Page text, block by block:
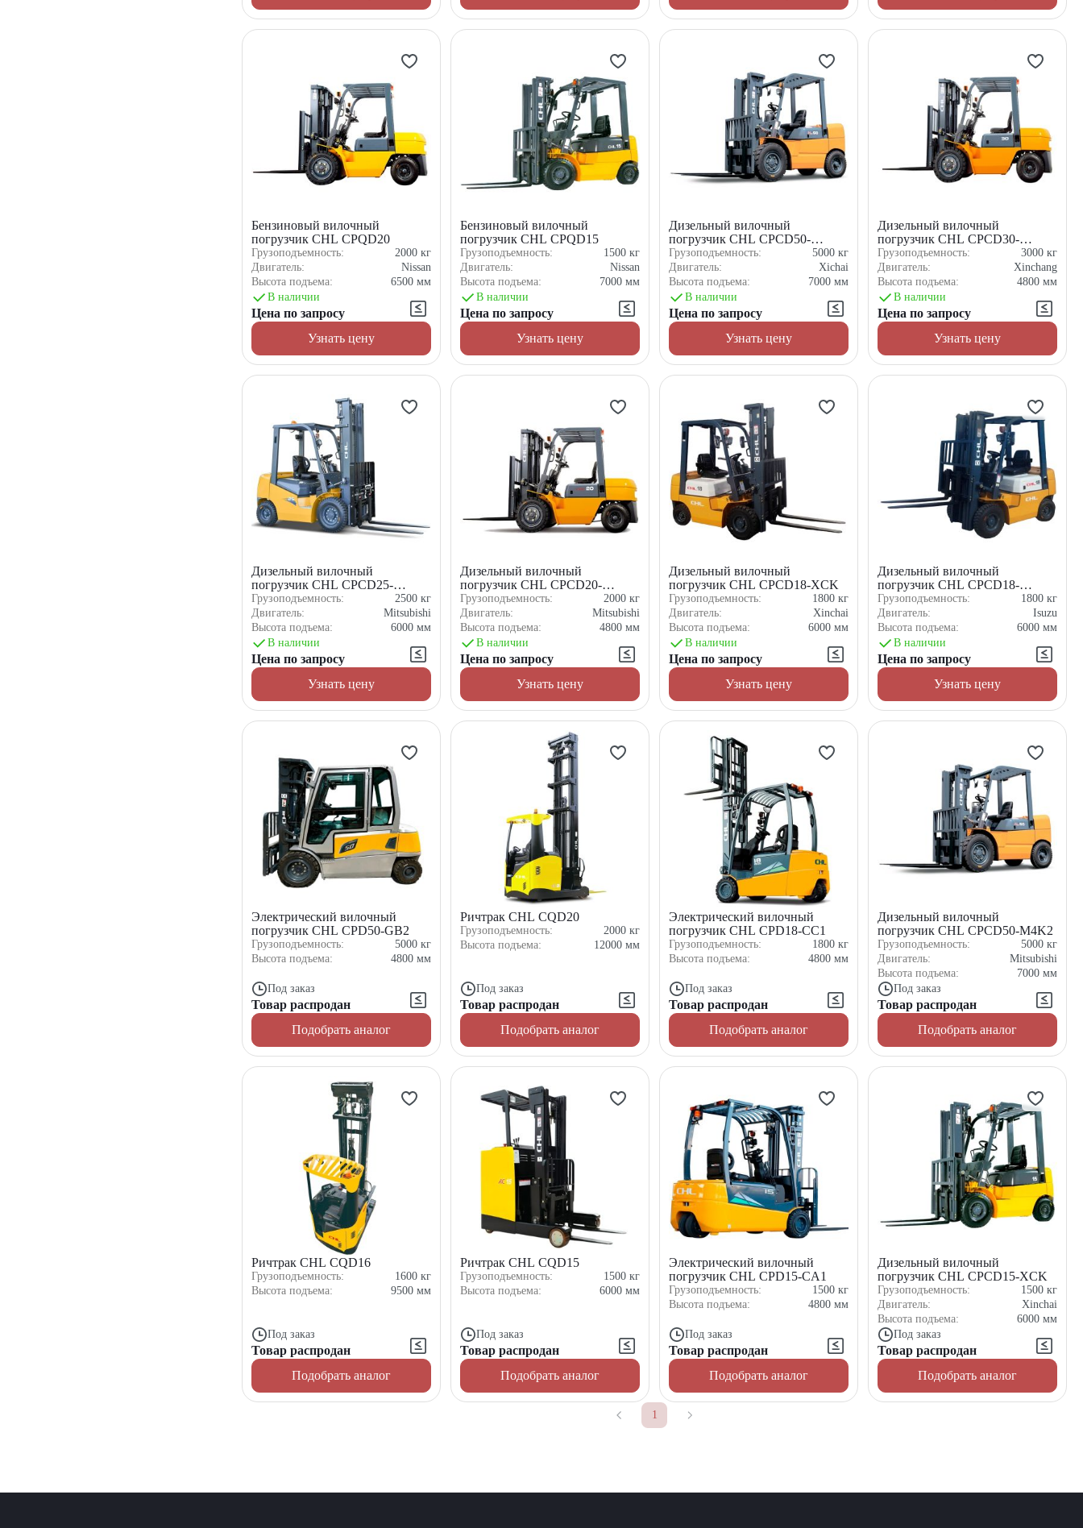
Бензиновый вилочный
погрузчик CHL CPQD20
Грузоподъемность: 2000 кг
Двигатель:
Nissan
Высота подъема:
6500 мм
В наличии
Цена по запросу
Узнать цену
Бензиновый вилочный
погрузчик CHL CPQD15
Грузоподъемность: 1500 кг
Двигатель:
Nissan
Высота подъема:
7000 мм
В наличии
Цена по запросу
Узнать цену
Дизельный вилочный
погрузчик CHL CPCD50-
XC7K2
Грузоподъемность: 5000 кг
Двигатель:
Xichai
Высота подъема:
7000 мм
В наличии
Цена по запросу
Узнать цену
Дизельный вилочный
погрузчик CHL CPCD30-
XC5K2C
Грузоподъемность: 3000 кг
Двигатель:
Xinchang
Высота подъема:
4800 мм
В наличии
Цена по запросу
Узнать цену
Дизельный вилочный
погрузчик CHL CPCD25-
M1K2C
Грузоподъемность: 2500 кг
Двигатель:
Mitsubishi
Высота подъема:
6000 мм
В наличии
Цена по запросу
Узнать цену
Дизельный вилочный
погрузчик CHL CPCD20-
XC5K2C
Грузоподъемность: 2000 кг
Двигатель:
Mitsubishi
Высота подъема:
4800 мм
В наличии
Цена по запросу
Узнать цену
Дизельный вилочный
погрузчик CHL CPCD18-XCK
Грузоподъемность: 1800 кг
Двигатель:
Xinchai
Высота подъема:
6000 мм
В наличии
Цена по запросу
Узнать цену
Дизельный вилочный
погрузчик CHL CPCD18-
WS5K2
Грузоподъемность: 1800 кг
Двигатель:
Isuzu
Высота подъема:
6000 мм
В наличии
Цена по запросу
Узнать цену
Электрический вилочный
погрузчик CHL CPD50-GB2
Грузоподъемность: 5000 кг
Высота подъема:
4800 мм
Под заказ
Товар распродан
Подобрать аналог
Ричтрак CHL CQD20
Грузоподъемность: 2000 кг
Высота подъема:
12000 мм
Под заказ
Товар распродан
Подобрать аналог
Электрический вилочный
погрузчик CHL CPD18-CC1
Грузоподъемность: 1800 кг
Высота подъема:
4800 мм
Под заказ
Товар распродан
Подобрать аналог
Дизельный вилочный
погрузчик CHL CPCD50-M4K2
Грузоподъемность: 5000 кг
Двигатель:
Mitsubishi
Высота подъема:
7000 мм
Под заказ
Товар распродан
Подобрать аналог
Ричтрак CHL CQD16
Грузоподъемность: 1600 кг
Высота подъема:
9500 мм
Под заказ
Товар распродан
Подобрать аналог
Ричтрак CHL CQD15
Грузоподъемность: 1500 кг
Высота подъема:
6000 мм
Под заказ
Товар распродан
Подобрать аналог
Электрический вилочный
погрузчик CHL CPD15-CA1
Грузоподъемность: 1500 кг
Высота подъема:
4800 мм
Под заказ
Товар распродан
Подобрать аналог
Дизельный вилочный
погрузчик CHL CPCD15-XCK
Грузоподъемность: 1500 кг
Двигатель:
Xinchai
Высота подъема:
6000 мм
Под заказ
Товар распродан
Подобрать аналог
1